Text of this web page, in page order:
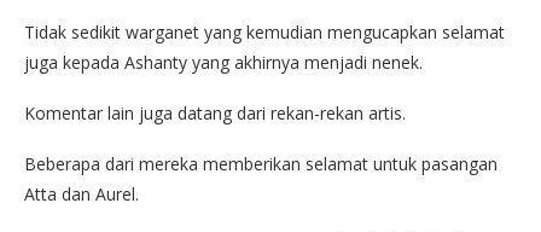
Tidak sedikit warganet yang kemudian mengucapkan selamat
juga kepada Ashanty yang akhirnya menjadi nenek.
Komentar lain juga datang dari rekan-rekan artis.
Beberapa dari mereka memberikan selamat untuk pasangan
Atta dan Aurel.